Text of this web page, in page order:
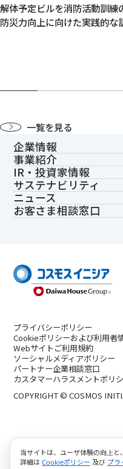
解体予定ビルを消防活動訓練
防災力向上に向けた実践的な
一覧を見る
企業情報
事業紹介
IR・投資家情報
サステナビリティ
ニュース
お客さま相談窓口
プライバシーポリシー
Cookieポリシーおよび利用者
Webサイトご利用規約
ソーシャルメディアポリシー
パートナー企業相談窓口
カスタマーハラスメントポリ
COPYRIGHT © COSMOS
当サイトは、ユーザ体験の向上
詳細は Cookieポリシー 及び プラ